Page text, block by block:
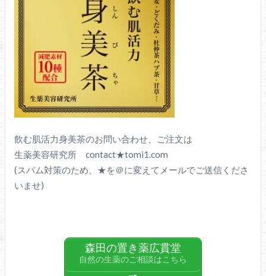
飲む肌活力身美茶のお問い合わせ、ご注文は
生薬美容研究所 contact★tomi1.com
(スパム対策のため、★を＠に変えてメールでご送信くださ
いませ)
森田の置き薬広貫堂
自然の生薬のご相談はこちら